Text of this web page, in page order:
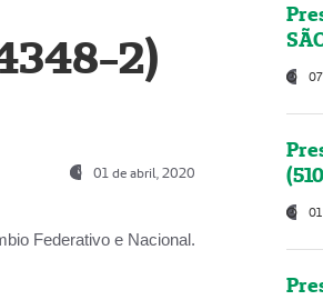
2)
01 de abril, 2020
Federativo e Nacional.